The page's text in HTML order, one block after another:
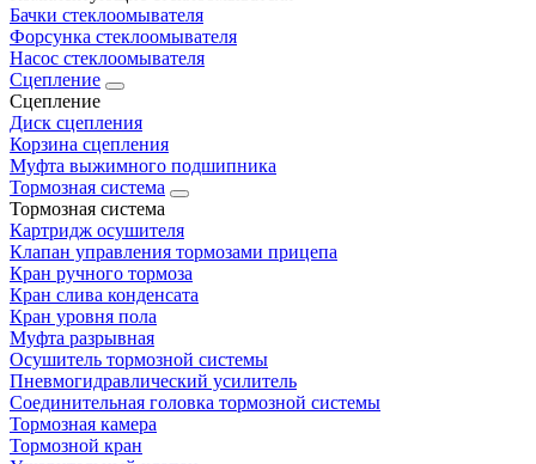
Бачки стеклоомывателя
Форсунка стеклоомывателя
Насос стеклоомывателя
Сцепление
Сцепление
Диск сцепления
Корзина сцепления
Муфта выжимного подшипника
Тормозная система
Тормозная система
Картридж осушителя
Клапан управления тормозами прицепа
Кран ручного тормоза
Кран слива конденсата
Кран уровня пола
Муфта разрывная
Осушитель тормозной системы
Пневмогидравлический усилитель
Соединительная головка тормозной системы
Тормозная камера
Тормозной кран